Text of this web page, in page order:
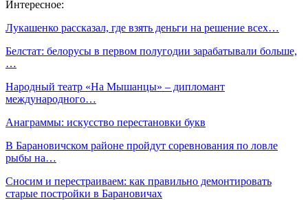
Интересное:
Лукашенко рассказал, где взять деньги на решение всех…
Белстат: белорусы в первом полугодии зарабатывали больше,
…
Народный театр «На Мышанцы» – дипломант
международного…
Анаграммы: искусство перестановки букв
В Барановичском районе пройдут соревнования по ловле
рыбы на…
Сносим и перестраиваем: как правильно демонтировать
старые постройки в Барановичах